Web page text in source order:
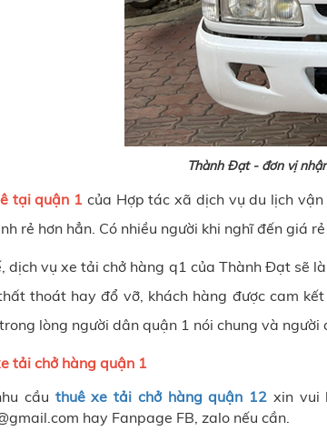
Thành Đạt - đơn vị
tại quận 1 của Hợp tác xã dịch vụ du lịch
rẻ hơn hẳn. Có nhiều người khi nghĩ đến giá
dịch vụ xe tải chở hàng q1 của Thành Đạt sẽ
thoát hay đổ vỡ, khách hàng được cam
lòng người dân quận 1 nói chung và người
tải chở hàng quận 1
cầu thuê xe tải chở hàng quận 12 xin vui
hay Fanpage FB, zalo nếu cần.